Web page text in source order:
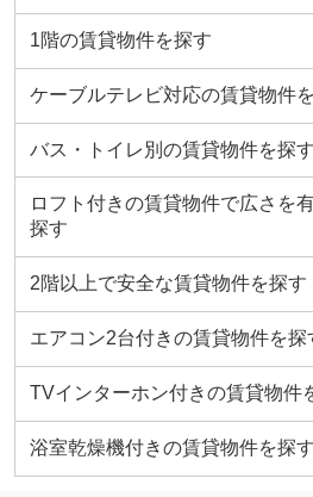
1階の賃貸物件を探す
ケーブルテレビ対応の賃貸物件
バス・トイレ別の賃貸物件を探す
ロフト付きの賃貸物件で広さを
探す
2階以上で安全な賃貸物件を探す
エアコン2台付きの賃貸物件を探
TVインターホン付きの賃貸物件
浴室乾燥機付きの賃貸物件を探す